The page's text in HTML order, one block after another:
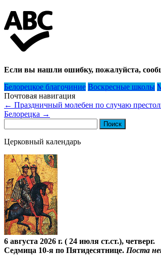
Если вы нашли ошибку, пожалуйста,
Белорецкое благочиние Воскресные школы
Почтовая навигация
← Праздничный молебен по случаю
Белорецка →
Церковный календарь
6 августа 2026 г. ( 24 июля ст.ст.), четверг.
Седмица 10-я по Пятидесятнице. Поста